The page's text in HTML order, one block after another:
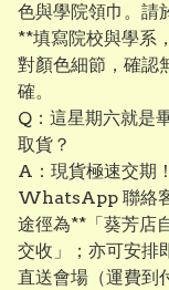
色與學院領巾。請
**填寫院校與學系
對顏色細節，確認
確。
​Q：這星期六就是
取貨？
A：現貨極速交期
WhatsApp 聯絡
途徑為**「葵芳店
交收」；亦可安排
直送會場（運費到